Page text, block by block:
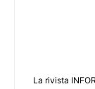
La rivista